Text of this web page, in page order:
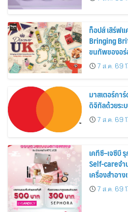
ท็อปส์ เสิร์ฟ
Bringing
ขนทัพของอร่
อาณาจักร ส่
สิงหาคมนี้
7 ส.ค. 69
มาสเตอร์กา
ดิจิทัลด้วยระ
7 ส.ค. 69
เคทีซี–เจซีบี
Self-careจ
เครื่องสำอา
7 ส.ค. 69